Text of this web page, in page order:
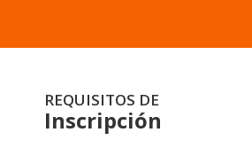
REQUISITOS DE
Inscripción